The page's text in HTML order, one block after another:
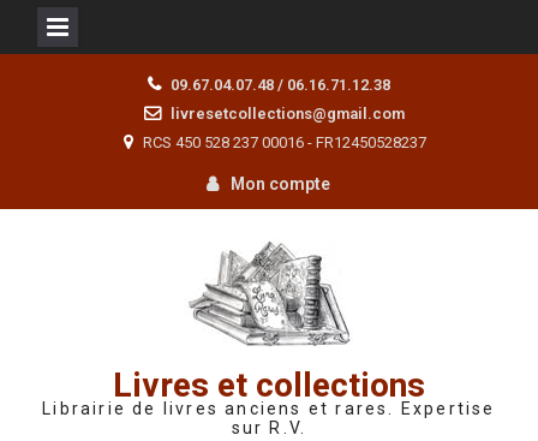
09.67.04.07.48 / 06.16.71.12.38
livresetcollections@gmail.com
RCS 450 528 237 00016 - FR12450528237
Mon compte
Livres et collections
Librairie de livres anciens et rares. Expertise
sur R.V.